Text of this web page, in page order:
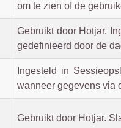
om te zien of de
Gebruikt door Hotjar.
gedefinieerd door de
Ingesteld in
wanneer gegevens via
Gebruikt door Hotjar.